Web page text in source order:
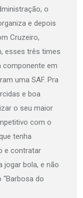
o
e depois
Cruzeiro,
esses três times
componente em
uma SAF. Pra
e boa
o seu maior
com o
tenha
e contratar
jogar bola, e não
do